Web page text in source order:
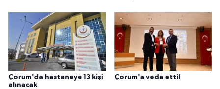
Çorum'da hastaneye 13 kişi
alınacak
Çorum'a veda etti!